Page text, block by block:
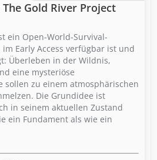
Gold River Project
ein Open-World-Survival-
Early Access verfügbar ist und
Überleben in der Wildnis,
eine mysteriöse
sollen zu einem atmosphärischen
Die Grundidee ist
in seinem aktuellen Zustand
ein Fundament als wie ein